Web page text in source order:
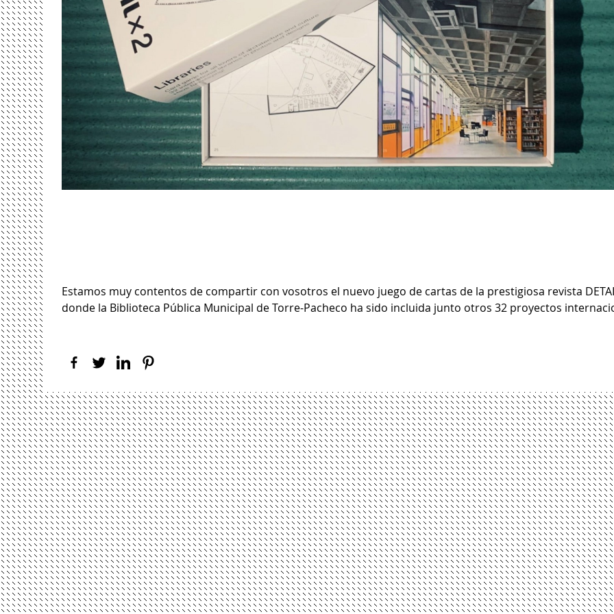
Estamos muy contentos de compartir con vosotros el nuevo juego de cartas de la prestigiosa revista
donde la Biblioteca Pública Municipal de Torre-Pacheco ha sido incluida junto otros 32 proyectos